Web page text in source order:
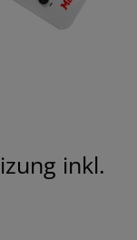
inkl.